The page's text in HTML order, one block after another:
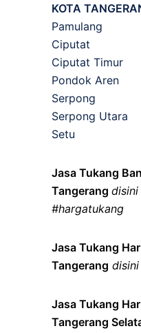
KOTA
Pamulang
Ciputat
Ciputat Timur
Pondok Aren
Serpong
Serpong Utara
Setu
Jasa Tukang
Tangerang
#hargatukang
Jasa Tukang
Tangerang
Jasa Tukang
Tangerang